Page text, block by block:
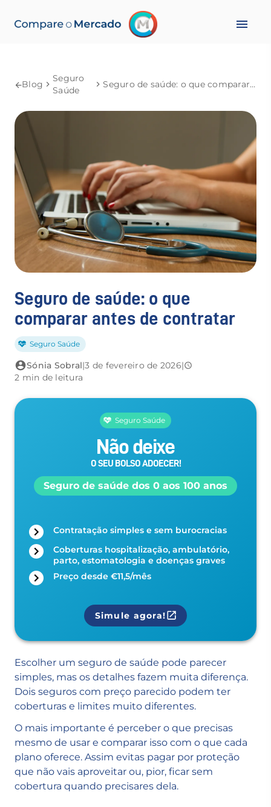
Blog
Seguro
Saúde
Seguro de saúde: o que comparar antes de contratar
Seguro de saúde: o que
comparar antes de contratar
Seguro Saúde
Sónia Sobral|3 de fevereiro de 2026|
2 min de leitura
Seguro Saúde
Não deixe
O SEU BOLSO ADOECER!
Seguro de saúde dos 0 aos 100 anos
Contratação simples e sem burocracias
Coberturas hospitalização, ambulatório,
parto, estomatologia e doenças graves
Preço desde €11,5/mês
Simule agora!
Escolher um seguro de saúde pode parecer
simples, mas os detalhes fazem muita diferença.
Dois seguros com preço parecido podem ter
coberturas e limites muito diferentes.
O mais importante é perceber o que precisas
mesmo de usar e comparar isso com o que cada
plano oferece. Assim evitas pagar por proteção
que não vais aproveitar ou, pior, ficar sem
cobertura quando precisares dela.